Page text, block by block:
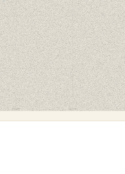
20.0°E 20.5°E